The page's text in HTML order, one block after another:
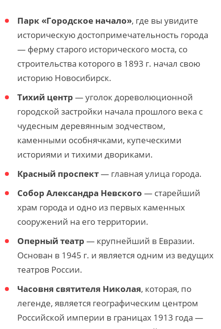
Парк «Городское начало», где вы увидите
историческую достопримечательность города
— ферму старого исторического моста, со
строительства которого в 1893 г. начал свою
историю Новосибирск.
Тихий центр — уголок дореволюционной
городской застройки начала прошлого века с
чудесным деревянным зодчеством,
каменными особнячками, купеческими
историями и тихими двориками.
Красный проспект— главная улица города.
Собор Александра Невского — старейший
храм города и одно из первых каменных
сооружений на его территории.
Оперный театр — крупнейший в Евразии.
Основан в 1945 г. и является одним из ведущих
театров России.
Часовня святителя Николая, которая, по
легенде, является географическим центром
Российской империи в границах 1913 года —